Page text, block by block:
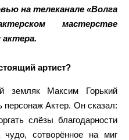
на телеканале «Волга
мастерстве
актера.
артист?
земляк Максим Горький
персонаж Актер. Он сказал:
слёзы благодарности
сотворённое на миг